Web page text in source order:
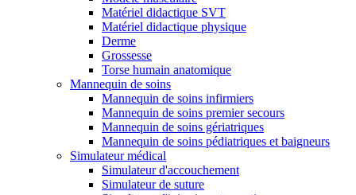
Matériel didactique SVT
Matériel didactique physique
Derme
Grossesse
Torse humain anatomique
Mannequin de soins
Mannequin de soins infirmiers
Mannequin de soins premier secours
Mannequin de soins gériatriques
Mannequin de soins pédiatriques et baigneurs
Simulateur médical
Simulateur d'accouchement
Simulateur de suture